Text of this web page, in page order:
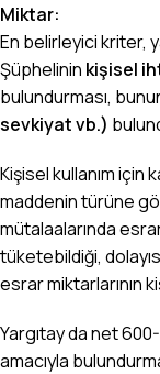
Miktar:
En belirleyici kriter,
Şüphelinin kişisel
bulundurması,
sevkiyat vb.)
Kişisel kullanım
maddenin türüne
mütalaalarında
tüketebildiği,
esrar miktarlarının
Yargıtay da net
amacıyla